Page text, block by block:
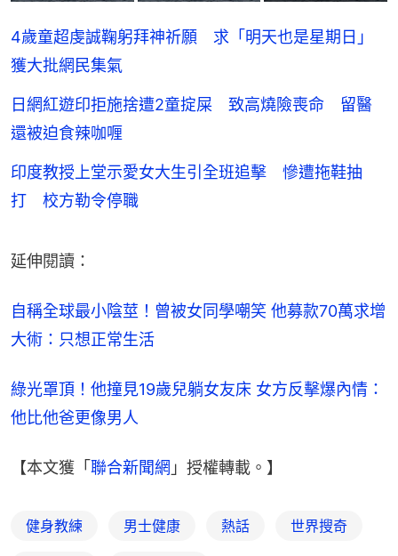
4歲童超虔誠鞠躬拜神祈願 求「明天也是星期日」
獲大批網民集氣
日網紅遊印拒施捨遭2童掟屎 致高燒險喪命 留醫
還被迫食辣咖喱
印度教授上堂示愛女大生引全班追擊 慘遭拖鞋抽
打 校方勒令停職
延伸閱讀：
自稱全球最小陰莖！曾被女同學嘲笑 他募款70萬求增
大術：只想正常生活
綠光罩頂！他撞見19歲兒躺女友床 女方反擊爆內情：
他比他爸更像男人
【本文獲「聯合新聞網 」授權轉載。】
健身教練 男士健康 熱話 世界搜奇